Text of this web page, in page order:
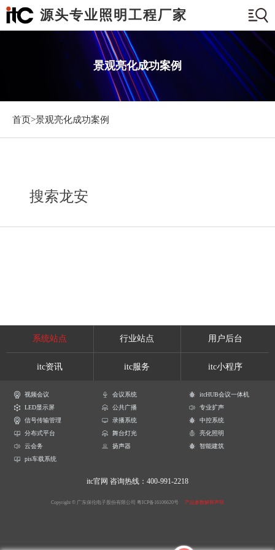
源头专业照明工程厂家
景观亮化成功案例
首页>景观亮化成功案例
搜索龙安
系统站点 行业站点 用户后台
itc资讯 itc服务 itc小程序
视频会议 会议系统
itcHUB会议一体机
LED显示屏
公共广播
专业扩声
信号传输管理
录播系统
中控系统
分布式平台
舞台灯光
亮化照明
云会务
扬声器
智能建筑
pis车载系统
itc官网 咨询热线：400-991-2218
Copyright © 广东保伦电子股份有限公司 粤ICP备16106620号 产品参数解释声明